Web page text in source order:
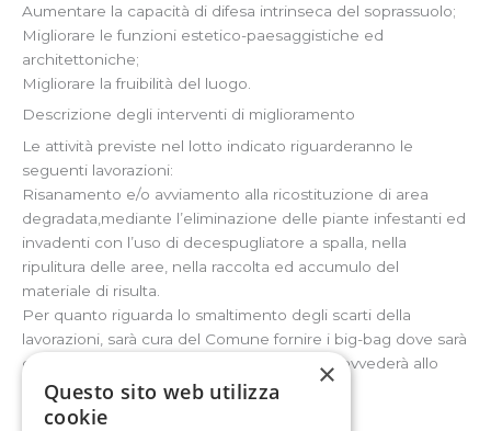
Aumentare la capacità di difesa intrinseca del soprassuolo;
Migliorare le funzioni estetico-paesaggistiche ed
architettoniche;
Migliorare la fruibilità del luogo.
Descrizione degli interventi di miglioramento
Le attività previste nel lotto indicato riguarderanno le
seguenti lavorazioni:
Risanamento e/o avviamento alla ricostituzione di area
degradata,mediante l’eliminazione delle piante infestanti ed
invadenti con l’uso di decespugliatore a spalla, nella
ripulitura delle aree, nella raccolta ed accumulo del
materiale di risulta.
Per quanto riguarda lo smaltimento degli scarti della
lavorazioni, sarà cura del Comune fornire i big-bag dove sarà
depositato tale materiale, lo stesso Ente provvederà allo
smaltimento.
[masterslider id=”68″]
×
Questo sito web utilizza
cookie